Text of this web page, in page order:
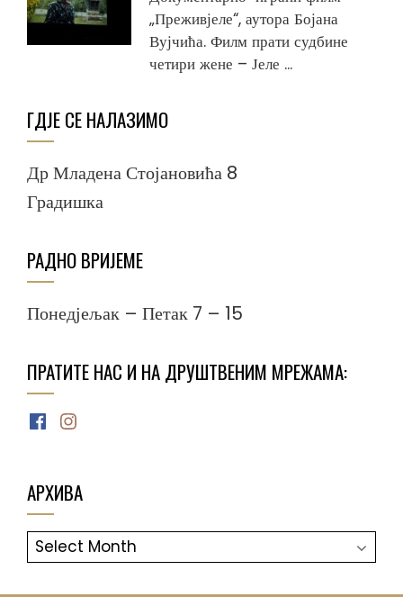
„Преживјеле“, аутора Бојана
Вујчића. Филм прати судбине
четири жене – Јеле ...
ГДЈЕ СЕ НАЛАЗИМО
Др Младена Стојановића 8
Градишка
РАДНО ВРИЈЕМЕ
Понедјељак – Петак 7 – 15
ПРАТИТЕ НАС И НА ДРУШТВЕНИМ МРЕЖАМА:
Facebook
Instagram
АРХИВА
АРХИВА